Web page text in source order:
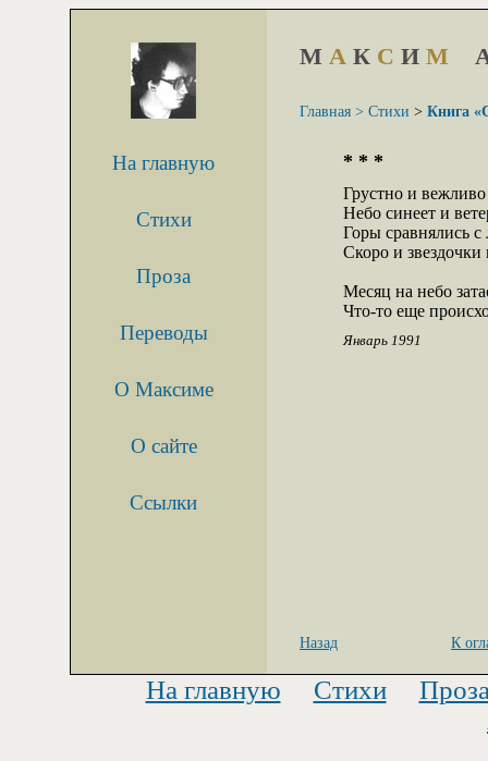
На главную
Стихи
Проза
Переводы
О Максиме
О сайте
Ссылки
М А К С И М
Главная > Стихи > Книга
* * *
Грустно и вежливо
Небо синеет и
Горы сравнялись
Скоро и звездочки
Месяц на небо
Что-то еще
Январь 1991
Назад К
На главную Стихи